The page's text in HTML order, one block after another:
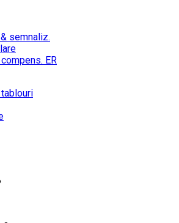
semnaliz.
ER